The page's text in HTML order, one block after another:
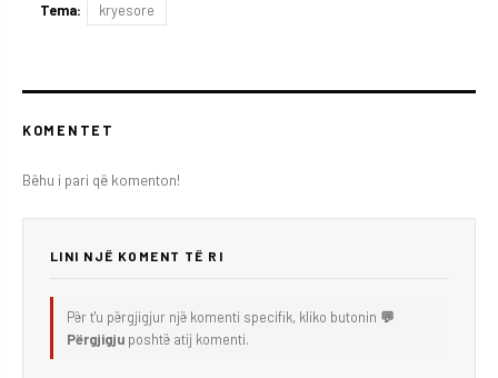
Tema: kryesore
KOMENTET
Bëhu i pari që komenton!
LINI NJË KOMENT TË RI
Për t'u përgjigjur një komenti specifik, kliko butonin 💬
Përgjigju poshtë atij komenti.